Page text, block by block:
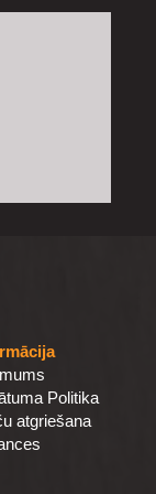
Politika
atgriešana